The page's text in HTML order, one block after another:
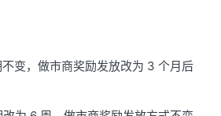
变，做市商奖励发放改为 3 个月后